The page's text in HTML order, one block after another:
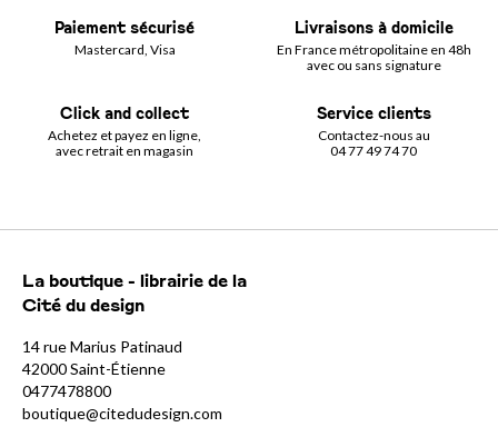
Paiement sécurisé
Mastercard, Visa
Livraisons à domicile
En France métropolitaine en 48h
avec ou sans signature
Click and collect
Achetez et payez en ligne,
avec retrait en magasin
Service clients
Contactez-nous au
04 77 49 74 70
La boutique - librairie de la
Cité du design
14 rue Marius Patinaud
42000 Saint-Étienne
0477478800
boutique@citedudesign.com